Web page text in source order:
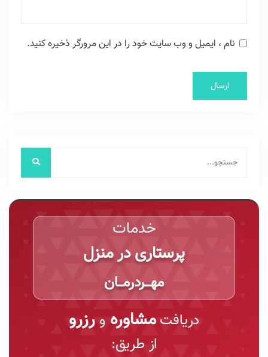
نام ، ایمیل و وب سایت خود را در این مرورگر ذخیره کنید.
خدمات
پرستاری در منزل
مهـــردرمـــان
دریافتمشاورهو رزرو
از طریق: